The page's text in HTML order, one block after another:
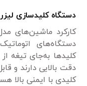
دستگاه کلیدسازی
کارکرد ماشین‌های
دستگاه‌های
کلیدها به‌جای تیغه
دقت بالایی دارند و
کلیدی با ایمنی بالا